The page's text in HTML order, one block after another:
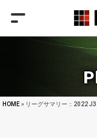
HOME» リーグサマリー：2022